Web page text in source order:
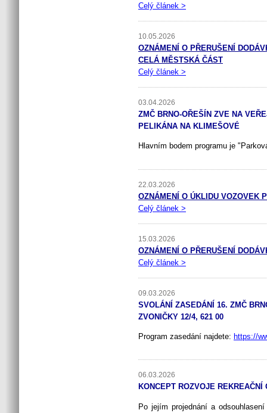
Celý článek >
10.05.2026
OZNÁMENÍ O PŘERUŠENÍ
CELÁ MĚSTSKÁ ČÁST
Celý článek >
03.04.2026
ZMČ BRNO-OŘEŠÍN ZVE NA
PELIKÁNA NA KLIMEŠOVÉ
Hlavním bodem programu je
22.03.2026
OZNÁMENÍ O ÚKLIDU VOZOVEK
Celý článek >
15.03.2026
OZNÁMENÍ O PŘERUŠENÍ
Celý článek >
09.03.2026
SVOLÁNÍ ZASEDÁNÍ 16. ZMČ
ZVONIČKY 12/4, 621 00
Program zasedání najdete: https://
06.03.2026
KONCEPT ROZVOJE
Po jejím projednání a